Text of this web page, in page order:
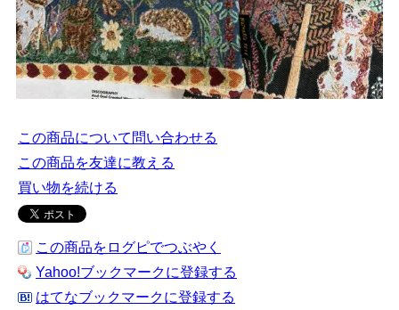
この商品について問い合わせる
この商品を友達に教える
買い物を続ける
この商品をログピでつぶやく
Yahoo!ブックマークに登録する
はてなブックマークに登録する